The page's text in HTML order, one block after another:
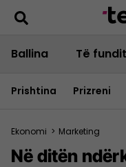
Ballina Të fundit
Prishtina Prizreni
Ekonomi > Marketing
Në ditën